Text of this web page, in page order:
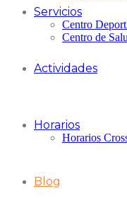
Servicios
Centro
Centro de
Actividades
Horarios
Horarios
Blog